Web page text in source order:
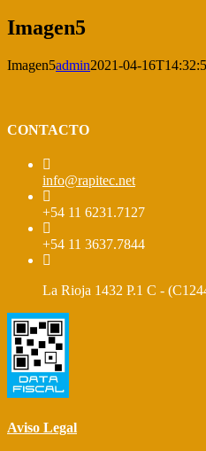
Imagen5
Imagen5admin2021-04-
CONTACTO
info@rapitec.net
+54 11 6231.7127
+54 11 3637.7844
La Rioja 1432 P.1 C -
Aviso Legal